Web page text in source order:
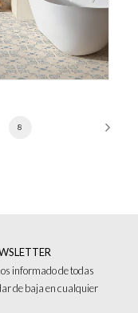
8
informado de todas
de baja en cualquier